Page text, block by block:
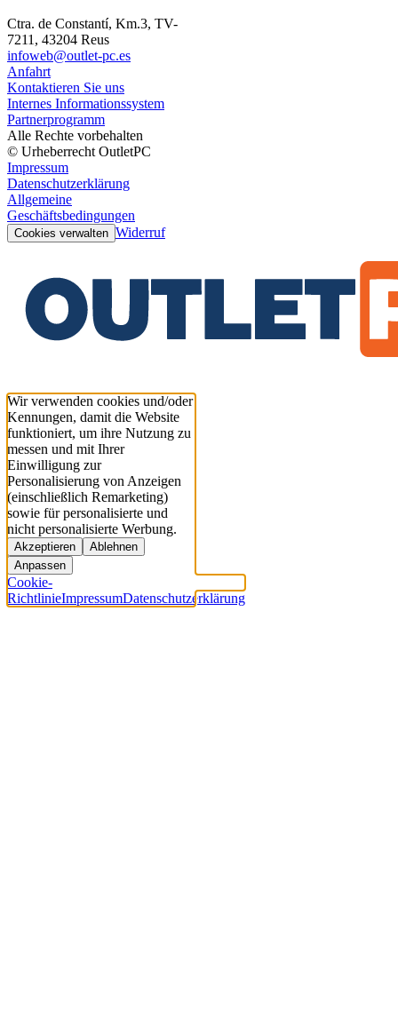
Ctra. de Constantí, Km.3, TV-
7211, 43204 Reus
infoweb@outlet-pc.es
Anfahrt
Kontaktieren Sie uns
Internes Informationssystem
Partnerprogramm
Alle Rechte vorbehalten
© Urheberrecht OutletPC
Impressum
Datenschutzerklärung
Allgemeine
Geschäftsbedingungen
Cookies verwalten Widerruf
Wir verwenden cookies und/oder
Kennungen, damit die Website
funktioniert, um ihre Nutzung zu
messen und mit Ihrer
Einwilligung zur
Personalisierung von Anzeigen
(einschließlich Remarketing)
sowie für personalisierte und
nicht personalisierte Werbung.
Akzeptieren
Ablehnen
Anpassen
Cookie-
RichtlinieImpressumDatenschutzerklärung